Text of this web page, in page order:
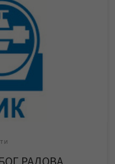
које напајају
до прекида
целог града. Планирани
11,30 часова и од 13 до 14
КТВ телевизије: У
Зрењанин и